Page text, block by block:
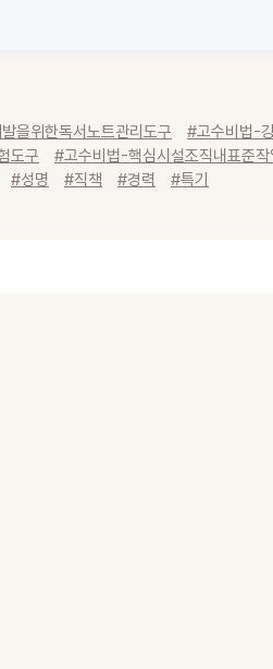
을위한독서노트관리도구
#고수비법-
도구
#고수비법-핵심시설조직내표준
#성명 #직책 #경력 #특기